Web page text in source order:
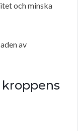
och minska
av